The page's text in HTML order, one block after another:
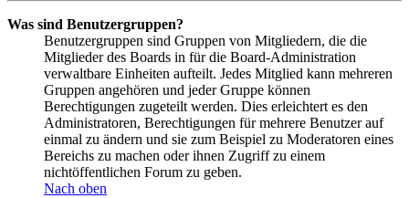
Was sind Benutzergruppen?
Benutzergruppen sind Gruppen von Mitgliedern, die die
Mitglieder des Boards in für die Board-Administration
verwaltbare Einheiten aufteilt. Jedes Mitglied kann mehreren
Gruppen angehören und jeder Gruppe können
Berechtigungen zugeteilt werden. Dies erleichtert es den
Administratoren, Berechtigungen für mehrere Benutzer auf
einmal zu ändern und sie zum Beispiel zu Moderatoren eines
Bereichs zu machen oder ihnen Zugriff zu einem
nichtöffentlichen Forum zu geben.
Nach oben